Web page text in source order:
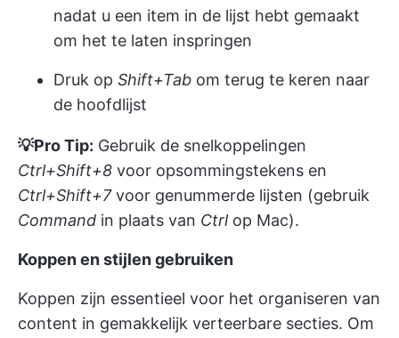
nadat u een item in de lijst hebt gemaakt
om het te laten inspringen
Druk op Shift+Tab om terug te keren naar
de hoofdlijst
💡Pro Tip: Gebruik de snelkoppelingen
Ctrl+Shift+8 voor opsommingstekens en
Ctrl+Shift+7voor genummerde lijsten (gebruik
Command in plaats van Ctrlop Mac).
Koppen en stijlen gebruiken
Koppen zijn essentieel voor het organiseren van
content in gemakkelijk verteerbare secties. Om